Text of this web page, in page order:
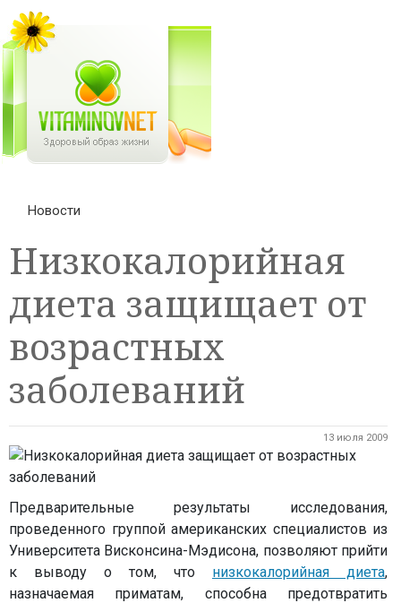
Новости
Низкокалорийная
диета защищает от
возрастных
заболеваний
13 июля 2009
Предварительные результаты исследования,
проведенного группой американских специалистов из
Университета Висконсина-Мэдисона, позволяют прийти
к выводу о том, что низкокалорийная диета,
назначаемая приматам, способна предотвратить